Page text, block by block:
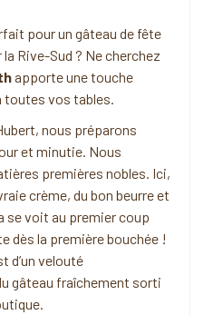
pour un gâteau de fête
Rive-Sud ? Ne cherchez
apporte une touche
toutes vos tables.
nous préparons
et minutie. Nous
premières nobles. Ici,
crème, du bon beurre et
se voit au premier coup
dès la première bouchée !
d’un velouté
gâteau fraîchement sorti